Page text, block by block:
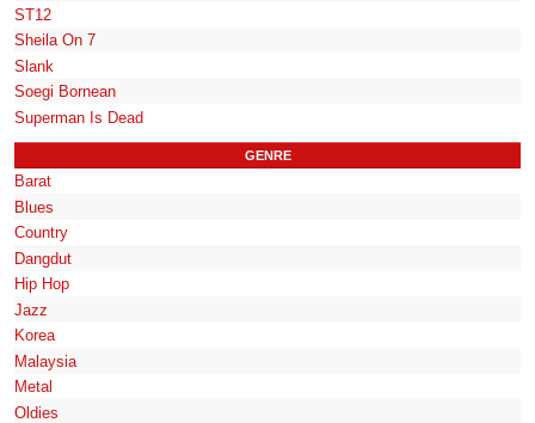
ST12
Sheila On 7
Slank
Soegi Bornean
Superman Is Dead
GENRE
Barat
Blues
Country
Dangdut
Hip Hop
Jazz
Korea
Malaysia
Metal
Oldies